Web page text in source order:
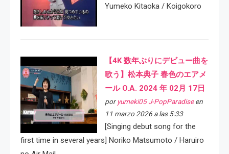
Yumeko Kitaoka / Koigokoro
【4K 数年ぶりにデビュー曲を
歌う】松本典子 春色のエアメ
ール O.A. 2024 年 02月 17日
por yumeki05 J-PopParadiseen
11 marzo 2026 a las 5:33
[Singing debut song for the
first time in several years] Noriko Matsumoto / Haruiro